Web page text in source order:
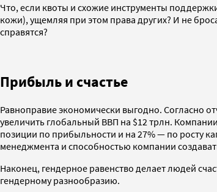
Что, если квоты и схожие инструменты
кожи), ущемляя при этом права других? И не
справятся?
Прибыль и счастье
Равноправие экономически выгодно. Согласно
увеличить глобальный ВВП на $12 трлн.
позиции по прибыльности и на 27% — по росту
менеджмента и способностью компании
Наконец, гендерное равенство делает людей
гендерному разнообразию.